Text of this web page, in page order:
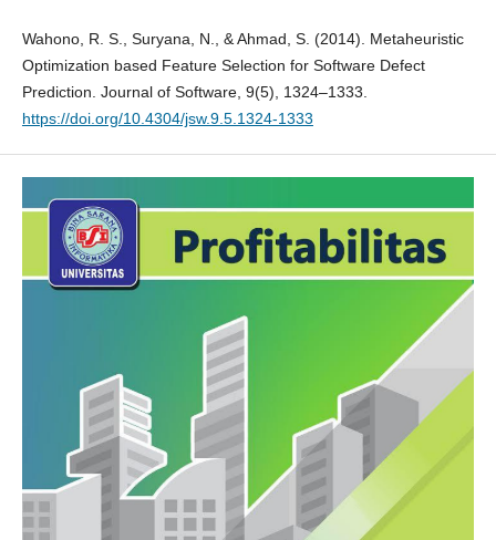
Wahono, R. S., Suryana, N., & Ahmad, S. (2014). Metaheuristic
Optimization based Feature Selection for Software Defect
Prediction. Journal of Software, 9(5), 1324–1333.
https://doi.org/10.4304/jsw.9.5.1324-1333